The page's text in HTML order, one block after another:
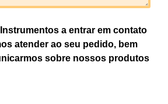
a entrar em contato
atender ao seu pedido, bem
sobre nossos produtos